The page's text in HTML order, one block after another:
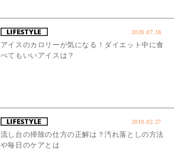
2020.07.18
アイスのカロリーが気になる！ダイエット中に食
べてもいいアイスは？
2019.02.27
流し台の掃除の仕方の正解は？汚れ落としの方法
や毎日のケアとは